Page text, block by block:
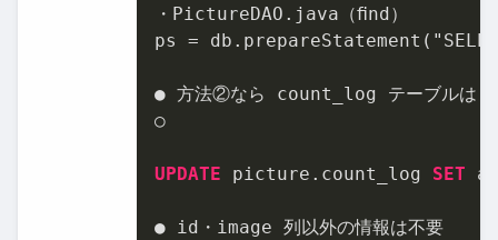
・PictureDAO.java（ﬁnd）
ps =
● 方法②なら count_log テーブルは
○
UPDATE picture.count_log SET
● id・image 列以外の情報は不要